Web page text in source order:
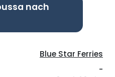
nach
Blue Star Ferries
-